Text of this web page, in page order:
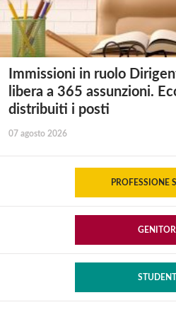
Immissioni in ruolo
libera a 365 assunzioni.
distribuiti i posti
07 agosto 2026
PROFESSIONE
GENITORI
STUDENTI